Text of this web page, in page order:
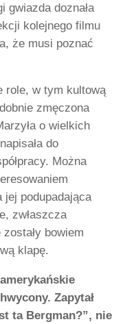
gwiazda doznała
kolejnego filmu
że musi poznać
role, w tym kultową
zmęczona
o wielkich
do
Można
jej podupadająca
zwłaszcza
bowiem
klapę.
Zapytał
ta Bergman?”, nie